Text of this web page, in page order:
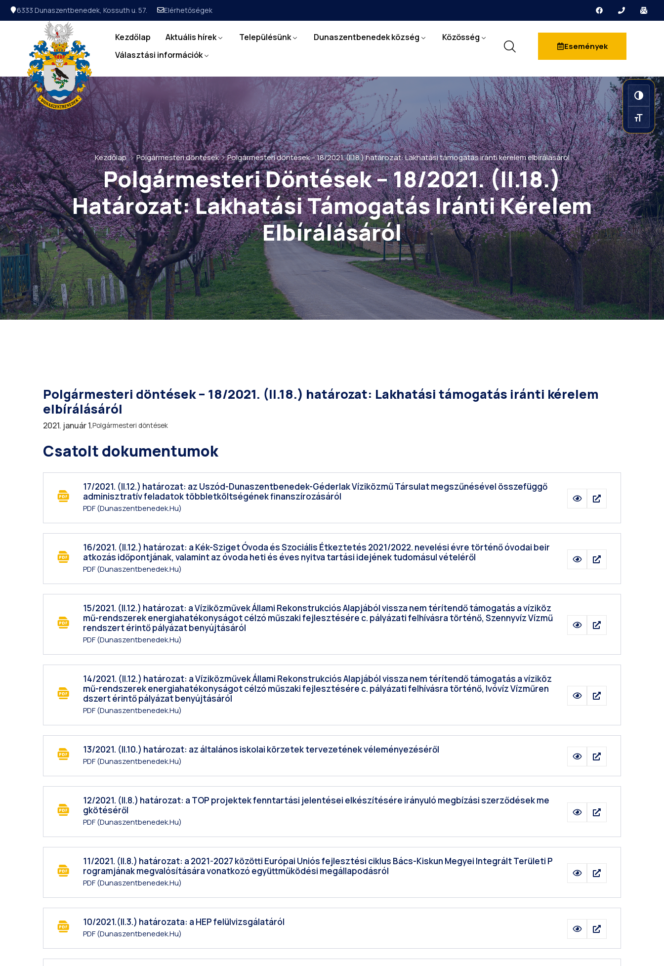
Nagy
6333 Dunaszentbenedek, Kossuth u. 57. Elérhetőségek
Kezdőlap Aktuális hírek Településünk Dunaszentbenedek község
Közösség
Választási információk
Események
Kezdőlap Polgármesteri döntések Polgármesteri döntések – 18/2021. (II.18.) határozat: Lakhatási támogatás iránti kérelem elbírálásáról
Polgármesteri Döntések – 18/2021. (II.18.)
Határozat: Lakhatási Támogatás Iránti Kérelem
Elbírálásáról
Polgármesteri döntések – 18/2021. (II.18.) határozat: Lakhatási támogatás iránti kérelem
elbírálásáról
2021. január 1.Polgármesteri döntések
Csatolt dokumentumok
17/2021. (II.12.) határozat: az Uszód-Dunaszentbenedek-Géderlak Víziközmű Társulat megszűnésével összefüggő
adminisztratív feladatok többletköltségének finanszírozásáról
PDF(dunaszentbenedek.hu)
16/2021. (II.12.) határozat: a Kék-Sziget Óvoda és Szociális Étkeztetés 2021/2022. nevelési évre történő óvodai beir
atkozás időpontjának, valamint az óvoda heti és éves nyitva tartási idejének tudomásul vételéről
PDF(dunaszentbenedek.hu)
15/2021. (II.12.) határozat: a Víziközművek Állami Rekonstrukciós Alapjából vissza nem térítendő támogatás a víziköz
mű-rendszerek energiahatékonyságot célzó műszaki fejlesztésére c. pályázati felhívásra történő, Szennyvíz Vízmű
rendszert érintő pályázat benyújtásáról
PDF(dunaszentbenedek.hu)
14/2021. (II.12.) határozat: a Víziközművek Állami Rekonstrukciós Alapjából vissza nem térítendő támogatás a víziköz
mű-rendszerek energiahatékonyságot célzó műszaki fejlesztésére c. pályázati felhívásra történő, Ivóvíz Vízműren
dszert érintő pályázat benyújtásáról
PDF(dunaszentbenedek.hu)
13/2021. (II.10.) határozat: az általános iskolai körzetek tervezetének véleményezéséről
PDF(dunaszentbenedek.hu)
12/2021. (II.8.) határozat: a TOP projektek fenntartási jelentései elkészítésére irányuló megbízási szerződések me
gkötéséről
PDF(dunaszentbenedek.hu)
11/2021. (II.8.) határozat: a 2021-2027 közötti Európai Uniós fejlesztési ciklus Bács-Kiskun Megyei Integrált Területi P
rogramjának megvalósítására vonatkozó együttműködési megállapodásról
PDF(dunaszentbenedek.hu)
10/2021.(II.3.) határozata: a HEP felülvizsgálatáról
PDF(dunaszentbenedek.hu)